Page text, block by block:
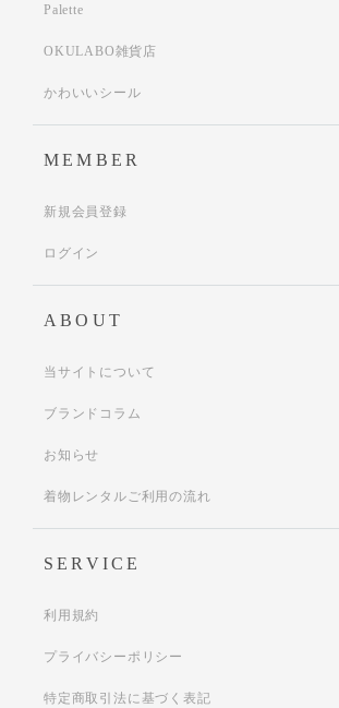
Palette
OKULABO雑貨店
かわいいシール
MEMBER
新規会員登録
ログイン
ABOUT
当サイトについて
ブランドコラム
お知らせ
着物レンタルご利用の流れ
SERVICE
利用規約
プライバシーポリシー
特定商取引法に基づく表記